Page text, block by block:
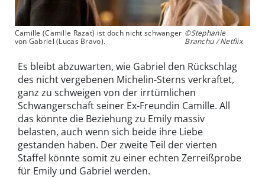
Camille (Camille Razat) ist doch nicht schwanger
von Gabriel (Lucas Bravo).
©Stephanie
Branchu / Netflix
Es bleibt abzuwarten, wie Gabriel den Rückschlag
des nicht vergebenen Michelin-Sterns verkraftet,
ganz zu schweigen von der irrtümlichen
Schwangerschaft seiner Ex-Freundin Camille. All
das könnte die Beziehung zu Emily massiv
belasten, auch wenn sich beide ihre Liebe
gestanden haben. Der zweite Teil der vierten
Staffel könnte somit zu einer echten Zerreißprobe
für Emily und Gabriel werden.